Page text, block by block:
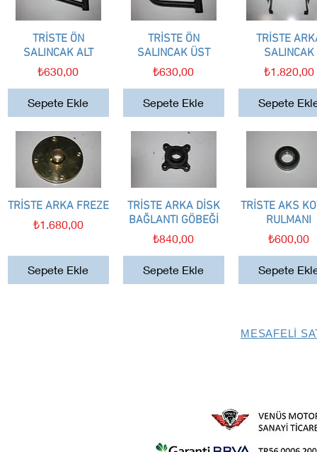
Hızlı Bakış
TRİSTE ÖN
SALINCAK ALT
Fiyat
₺630,00
Sepete Ekle
Hızlı Bakış
TRİSTE ÖN
SALINCAK ÜST
Fiyat
₺630,00
Sepete Ekle
Hızlı Bakış
TRİSTE
SALINCAK
Fiyat
₺1.820,00
Sepete
Hızlı Bakış
TRİSTE ARKA FREZE
Fiyat
₺1.680,00
Sepete Ekle
Hızlı Bakış
TRİSTE ARKA DİSK
BAĞLANTI GÖBEĞİ
Fiyat
₺840,00
Sepete Ekle
Hızlı Bakış
TRİSTE AKS
RULMANI
Fiyat
₺600,00
Sepete
MESAFELİ